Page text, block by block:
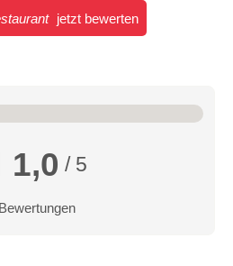
jetzt bewerten
1,0 / 5